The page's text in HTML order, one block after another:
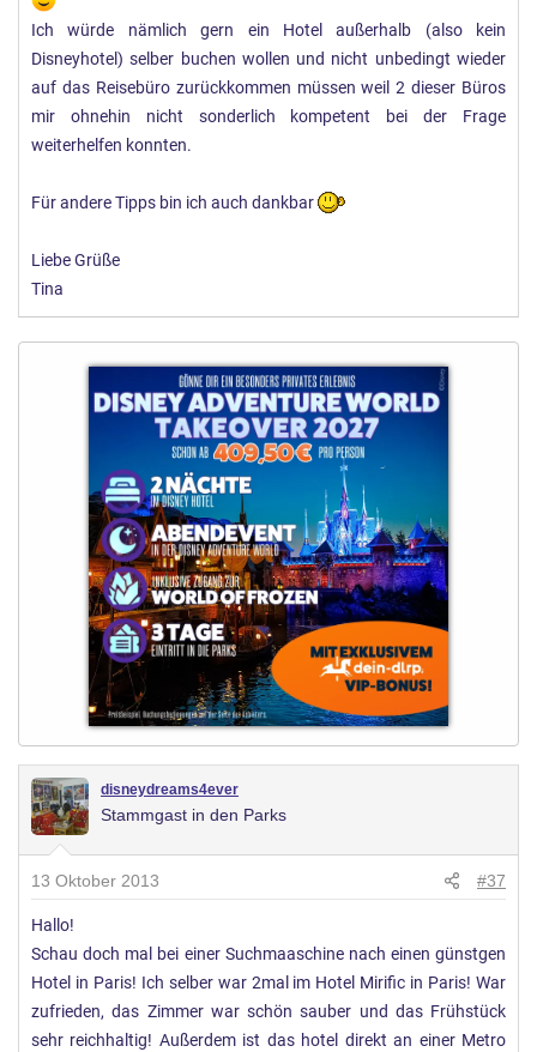
Ich würde nämlich gern ein Hotel außerhalb (also kein
Disneyhotel) selber buchen wollen und nicht unbedingt wieder
auf das Reisebüro zurückkommen müssen weil 2 dieser Büros
mir ohnehin nicht sonderlich kompetent bei der Frage
weiterhelfen konnten.
Für andere Tipps bin ich auch dankbar
Liebe Grüße
Tina
disneydreams4ever
Stammgast in den Parks
13 Oktober 2013 #37
Hallo!
Schau doch mal bei einer Suchmaaschine nach einen günstgen
Hotel in Paris! Ich selber war 2mal im Hotel Mirific in Paris! War
zufrieden, das Zimmer war schön sauber und das Frühstück
sehr reichhaltig! Außerdem ist das hotel direkt an einer Metro